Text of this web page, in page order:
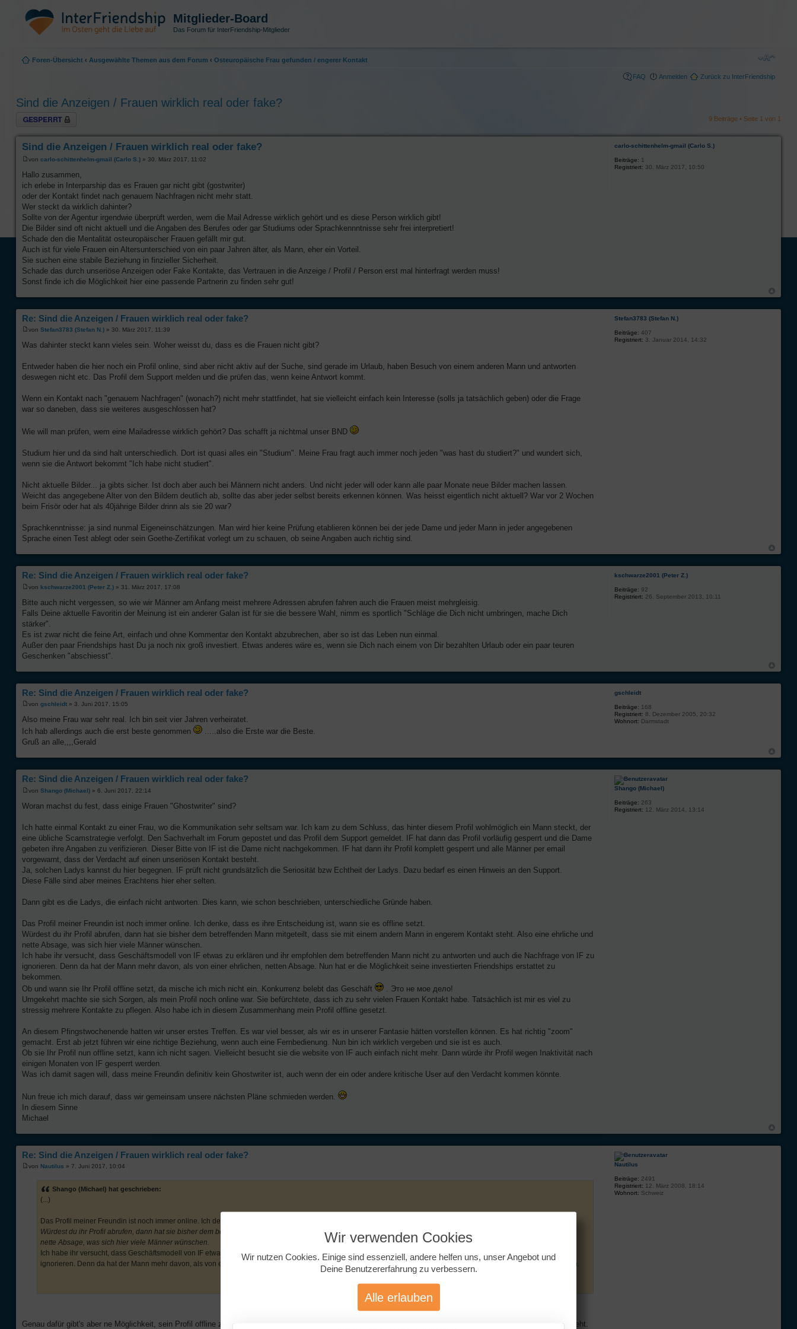
Mitglieder-Board
Das Forum für InterFriendship-Mitglieder
Foren-Übersicht ‹ Ausgewählte Themen aus dem Forum ‹ Osteuropäische Frau gefunden / engerer Kontakt
FAQ Anmelden Zurück zu InterFriendship
Sind die Anzeigen / Frauen wirklich real oder fake?
Thema gesperrt 9 Beiträge • Seite 1 von 1
Sind die Anzeigen / Frauen wirklich real oder fake?
von carlo-schittenhelm-gmail (Carlo S.) » 30. März 2017, 11:02
Hallo zusammen,
ich erlebe in Interparship das es Frauen gar nicht gibt (gostwriter)
oder der Kontakt findet nach genauem Nachfragen nicht mehr statt.
Wer steckt da wirklich dahinter?
Sollte von der Agentur irgendwie überprüft werden, wem die Mail Adresse wirklich gehört und es diese Person wirklich gibt!
Die Bilder sind oft nicht aktuell und die Angaben des Berufes oder gar Studiums oder Sprachkennntnisse sehr frei interpretiert!
Schade den die Mentalität osteuropäischer Frauen gefällt mir gut.
Auch ist für viele Frauen ein Altersunterschied von ein paar Jahren älter, als Mann, eher ein Vorteil.
Sie suchen eine stabile Beziehung in finzieller Sicherheit.
Schade das durch unseriöse Anzeigen oder Fake Kontakte, das Vertrauen in die Anzeige / Profil / Person erst mal hinterfragt werden muss!
Sonst finde ich die Möglichkeit hier eine passende Partnerin zu finden sehr gut!
carlo-schittenhelm-gmail (Carlo S.)
Beiträge: 1
Registriert: 30. März 2017, 10:50
Re: Sind die Anzeigen / Frauen wirklich real oder fake?
von Stefan3783 (Stefan N.) » 30. März 2017, 11:39
Was dahinter steckt kann vieles sein. Woher weisst du, dass es die Frauen nicht gibt?
Entweder haben die hier noch ein Profil online, sind aber nicht aktiv auf der Suche, sind gerade im Urlaub, haben Besuch von einem anderen Mann und antworten
deswegen nicht etc. Das Profil dem Support melden und die prüfen das, wenn keine Antwort kommt.
Wenn ein Kontakt nach "genauem Nachfragen" (wonach?) nicht mehr stattfindet, hat sie vielleicht einfach kein Interesse (solls ja tatsächlich geben) oder die Frage
war so daneben, dass sie weiteres ausgeschlossen hat?
Wie will man prüfen, wem eine Mailadresse wirklich gehört? Das schafft ja nichtmal unser BND
Studium hier und da sind halt unterschiedlich. Dort ist quasi alles ein "Studium". Meine Frau fragt auch immer noch jeden "was hast du studiert?" und wundert sich,
wenn sie die Antwort bekommt "Ich habe nicht studiert".
Nicht aktuelle Bilder... ja gibts sicher. Ist doch aber auch bei Männern nicht anders. Und nicht jeder will oder kann alle paar Monate neue Bilder machen lassen.
Weicht das angegebene Alter von den Bildern deutlich ab, sollte das aber jeder selbst bereits erkennen können. Was heisst eigentlich nicht aktuell? War vor 2 Wochen
beim Frisör oder hat als 40jährige Bilder drinn als sie 20 war?
Sprachkenntnisse: ja sind nunmal Eigeneinschätzungen. Man wird hier keine Prüfung etablieren können bei der jede Dame und jeder Mann in jeder angegebenen
Sprache einen Test ablegt oder sein Goethe-Zertifikat vorlegt um zu schauen, ob seine Angaben auch richtig sind.
Stefan3783 (Stefan N.)
Beiträge: 407
Registriert: 3. Januar 2014, 14:32
Re: Sind die Anzeigen / Frauen wirklich real oder fake?
von kschwarze2001 (Peter Z.) » 31. März 2017, 17:08
Bitte auch nicht vergessen, so wie wir Männer am Anfang meist mehrere Adressen abrufen fahren auch die Frauen meist mehrgleisig.
Falls Deine aktuelle Favoritin der Meinung ist ein anderer Galan ist für sie die bessere Wahl, nimm es sportlich "Schläge die Dich nicht umbringen, mache Dich
stärker".
Es ist zwar nicht die feine Art, einfach und ohne Kommentar den Kontakt abzubrechen, aber so ist das Leben nun einmal.
Außer den paar Friendships hast Du ja noch nix groß investiert. Etwas anderes wäre es, wenn sie Dich nach einem von Dir bezahlten Urlaub oder ein paar teuren
Geschenken "abschiesst".
kschwarze2001 (Peter Z.)
Beiträge: 92
Registriert: 26. September 2013, 10:11
Re: Sind die Anzeigen / Frauen wirklich real oder fake?
von gschleidt » 3. Juni 2017, 15:05
Also meine Frau war sehr real. Ich bin seit vier Jahren verheiratet.
Ich hab allerdings auch die erst beste genommen
.....also die Erste war die Beste.
Gruß an alle,,,,Gerald
gschleidt
Beiträge: 168
Registriert: 8. Dezember 2005, 20:32
Wohnort: Darmstadt
Re: Sind die Anzeigen / Frauen wirklich real oder fake?
von Shango (Michael) » 6. Juni 2017, 22:14
Woran machst du fest, dass einige Frauen "Ghostwriter" sind?
Ich hatte einmal Kontakt zu einer Frau, wo die Kommunikation sehr seltsam war. Ich kam zu dem Schluss, das hinter diesem Profil wohlmöglich ein Mann steckt, der
eine übliche Scamstrategie verfolgt. Den Sachverhalt im Forum gepostet und das Profil dem Support gemeldet. IF hat dann das Profil vorläufig gesperrt und die Dame
gebeten ihre Angaben zu verifizieren. Dieser Bitte von IF ist die Dame nicht nachgekommen. IF hat dann ihr Profil komplett gesperrt und alle Männer per email
vorgewarnt, dass der Verdacht auf einen unseriösen Kontakt besteht.
Ja, solchen Ladys kannst du hier begegnen. IF prüft nicht grundsätzlich die Seriosität bzw Echtheit der Ladys. Dazu bedarf es einen Hinweis an den Support.
Diese Fälle sind aber meines Erachtens hier eher selten.
Dann gibt es die Ladys, die einfach nicht antworten. Dies kann, wie schon beschrieben, unterschiedliche Gründe haben.
Das Profil meiner Freundin ist noch immer online. Ich denke, dass es ihre Entscheidung ist, wann sie es offline setzt.
Würdest du ihr Profil abrufen, dann hat sie bisher dem betreffenden Mann mitgeteilt, dass sie mit einem andern Mann in engerem Kontakt steht. Also eine ehrliche und
nette Absage, was sich hier viele Männer wünschen.
Ich habe ihr versucht, dass Geschäftsmodell von IF etwas zu erklären und ihr empfohlen dem betreffenden Mann nicht zu antworten und auch die Nachfrage von IF zu
ignorieren. Denn da hat der Mann mehr davon, als von einer ehrlichen, netten Absage. Nun hat er die Möglichkeit seine investierten Friendships erstattet zu
bekommen.
Ob und wann sie Ihr Profil offline setzt, da mische ich mich nicht ein. Konkurrenz belebt das Geschäft
. Это не мое дело!
Umgekehrt machte sie sich Sorgen, als mein Profil noch online war. Sie befürchtete, dass ich zu sehr vielen Frauen Kontakt habe. Tatsächlich ist mir es viel zu
stressig mehrere Kontakte zu pflegen. Also habe ich in diesem Zusammenhang mein Profil offline gesetzt.
An diesem Pfingstwochenende hatten wir unser erstes Treffen. Es war viel besser, als wir es in unserer Fantasie hätten vorstellen können. Es hat richtig "zoom"
gemacht. Erst ab jetzt führen wir eine richtige Beziehung, wenn auch eine Fernbedienung. Nun bin ich wirklich vergeben und sie ist es auch.
Ob sie Ihr Profil nun offline setzt, kann ich nicht sagen. Vielleicht besucht sie die website von IF auch einfach nicht mehr. Dann würde ihr Profil wegen Inaktivität nach
einigen Monaten von IF gesperrt werden.
Was ich damit sagen will, dass meine Freundin definitiv kein Ghostwriter ist, auch wenn der ein oder andere kritische User auf den Verdacht kommen könnte.
Nun freue ich mich darauf, dass wir gemeinsam unsere nächsten Pläne schmieden werden.
In diesem Sinne
Michael
Shango (Michael)
Beiträge: 263
Registriert: 12. März 2014, 13:14
Re: Sind die Anzeigen / Frauen wirklich real oder fake?
von Nautilus » 7. Juni 2017, 10:04
Shango (Michael) hat geschrieben:
(...)
Das Profil meiner Freundin ist noch immer online. Ich denke, dass es ihre Entscheidung ist, wann sie es offline setzt.
Würdest du ihr Profil abrufen, dann hat sie bisher dem betreffenden Mann mitgeteilt, dass sie mit einem andern Mann in engerem Kontakt steht. Also eine ehrliche und
nette Absage, was sich hier viele Männer wünschen.
Ich habe ihr versucht, dass Geschäftsmodell von IF etwas zu erklären und ihr empfohlen dem betreffenden Mann nicht zu antworten und auch die Nachfrage von IF zu
ignorieren. Denn da hat der Mann mehr davon, als von einer ehrlichen, netten Absage. Nun hat er die Möglichkeit seine investierten Friendships erstattet zu bekommen.
Genau dafür gibt's aber ne Möglichkeit, sein Profil offline zu setzen. Es zeigt dann an, dass die Frau deaktiviert hat, weil sie in engerem Kontakt zu nem Mann steht.
Nautilus
Beiträge: 2491
Registriert: 12. März 2008, 18:14
Wohnort: Schweiz
Wir verwenden Cookies
Wir nutzen Cookies. Einige sind essenziell, andere helfen uns, unser Angebot und
Deine Benutzererfahrung zu verbessern.
Alle erlauben